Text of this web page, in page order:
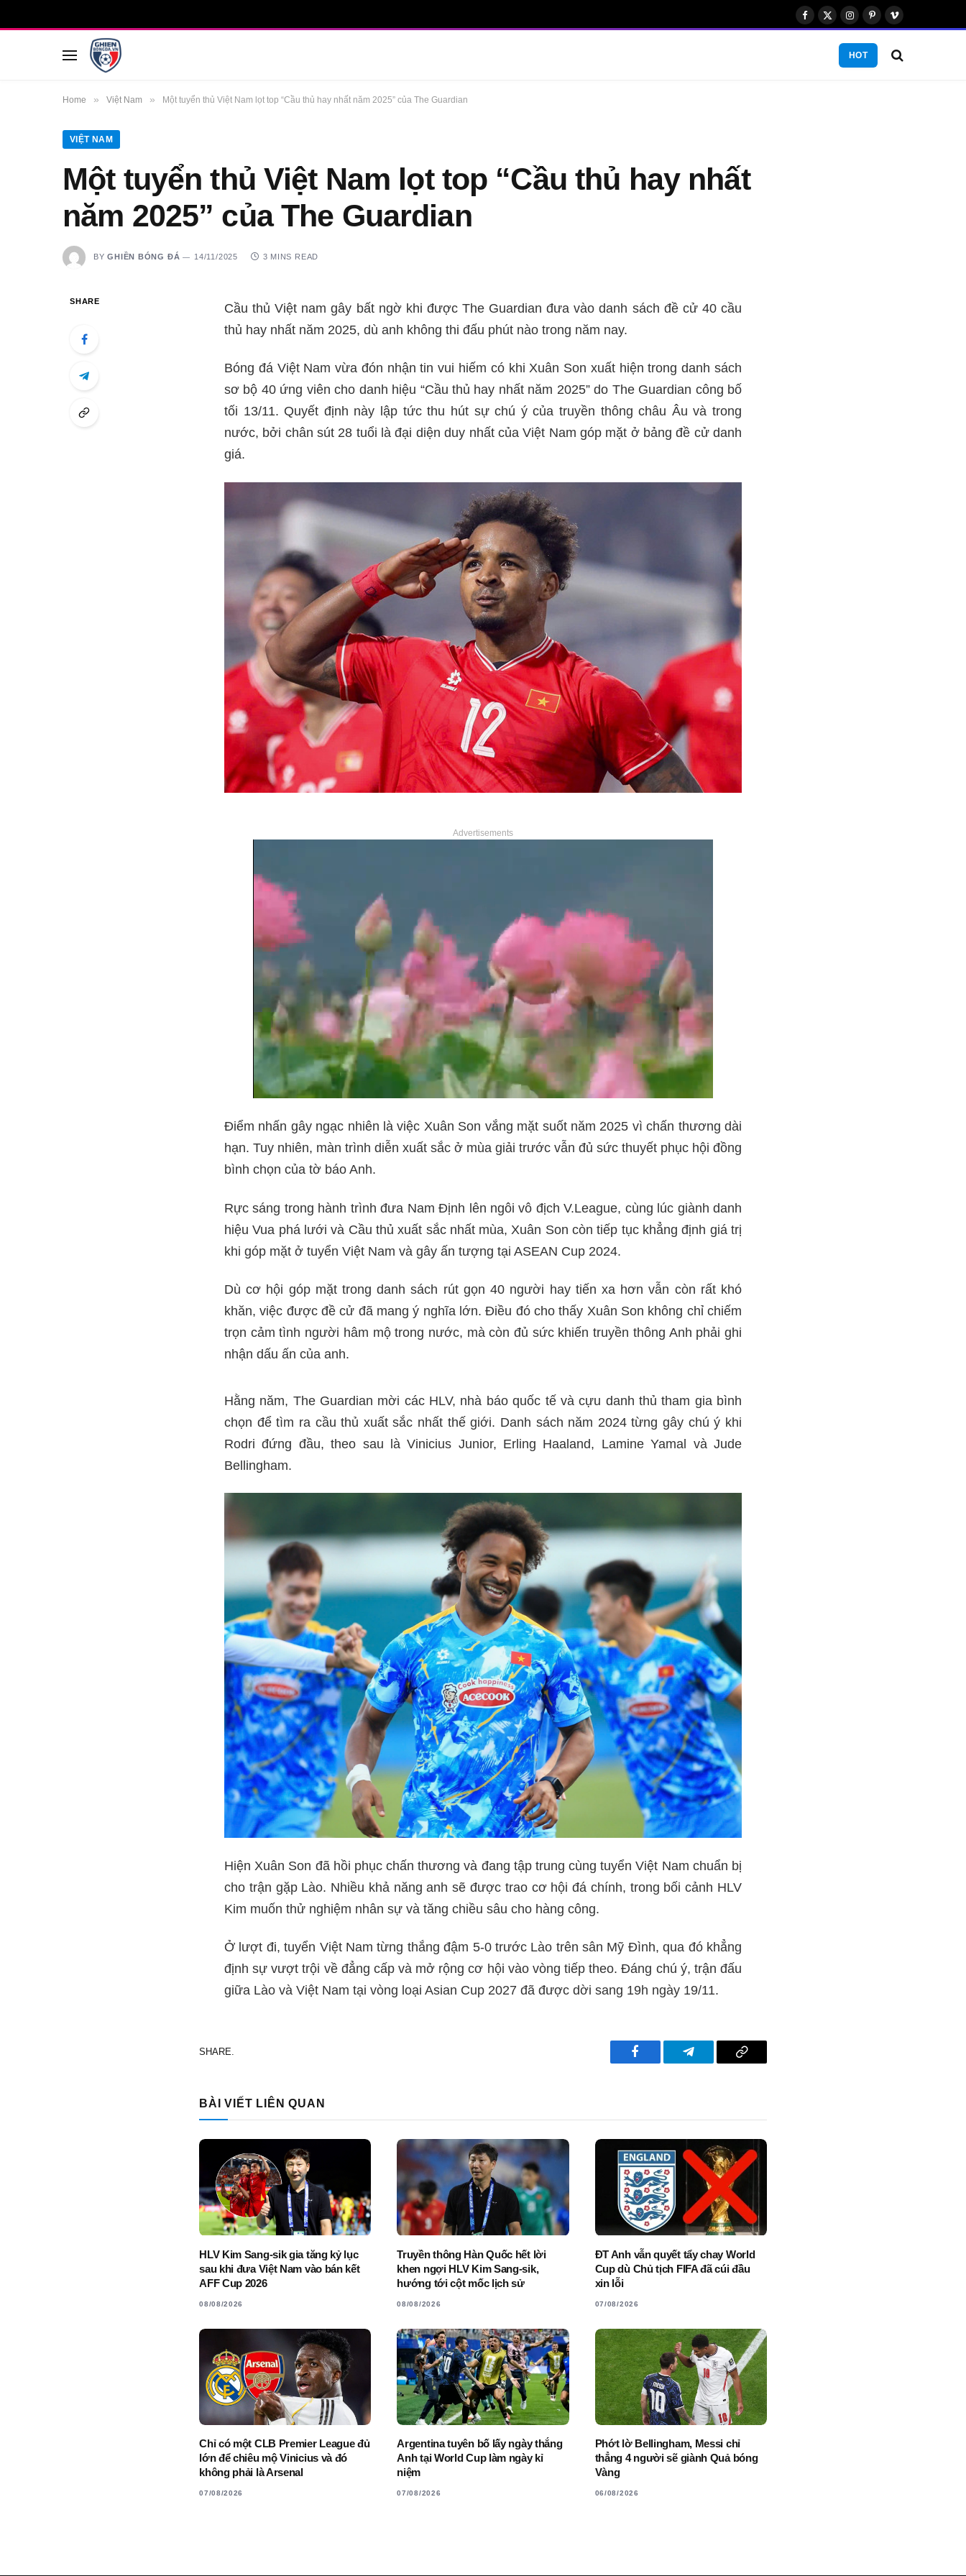
Facebook
X
Instagram
PinterestVimeo
HOT
Home » Việt Nam » Một tuyển thủ Việt Nam lọt top “Cầu thủ hay nhất năm 2025” của The Guardian
VIỆT NAM
Một tuyển thủ Việt Nam lọt top “Cầu thủ hay nhất
năm 2025” của The Guardian
BY GHIỀN BÓNG ĐÁ 14/11/2025 3 MINS READ
SHARE
Cầu thủ Việt nam gây bất ngờ khi được The Guardian đưa vào danh sách đề cử 40 cầu
thủ hay nhất năm 2025, dù anh không thi đấu phút nào trong năm nay.
Bóng đá Việt Nam vừa đón nhận tin vui hiếm có khi Xuân Son xuất hiện trong danh sách
sơ bộ 40 ứng viên cho danh hiệu “Cầu thủ hay nhất năm 2025” do The Guardian công bố
tối 13/11. Quyết định này lập tức thu hút sự chú ý của truyền thông châu Âu và trong
nước, bởi chân sút 28 tuổi là đại diện duy nhất của Việt Nam góp mặt ở bảng đề cử danh
giá.
Advertisements
Điểm nhấn gây ngạc nhiên là việc Xuân Son vắng mặt suốt năm 2025 vì chấn thương dài
hạn. Tuy nhiên, màn trình diễn xuất sắc ở mùa giải trước vẫn đủ sức thuyết phục hội đồng
bình chọn của tờ báo Anh.
Rực sáng trong hành trình đưa Nam Định lên ngôi vô địch V.League, cùng lúc giành danh
hiệu Vua phá lưới và Cầu thủ xuất sắc nhất mùa, Xuân Son còn tiếp tục khẳng định giá trị
khi góp mặt ở tuyển Việt Nam và gây ấn tượng tại ASEAN Cup 2024.
Dù cơ hội góp mặt trong danh sách rút gọn 40 người hay tiến xa hơn vẫn còn rất khó
khăn, việc được đề cử đã mang ý nghĩa lớn. Điều đó cho thấy Xuân Son không chỉ chiếm
trọn cảm tình người hâm mộ trong nước, mà còn đủ sức khiến truyền thông Anh phải ghi
nhận dấu ấn của anh.
Hằng năm, The Guardian mời các HLV, nhà báo quốc tế và cựu danh thủ tham gia bình
chọn để tìm ra cầu thủ xuất sắc nhất thế giới. Danh sách năm 2024 từng gây chú ý khi
Rodri đứng đầu, theo sau là Vinicius Junior, Erling Haaland, Lamine Yamal và Jude
Bellingham.
Hiện Xuân Son đã hồi phục chấn thương và đang tập trung cùng tuyển Việt Nam chuẩn bị
cho trận gặp Lào. Nhiều khả năng anh sẽ được trao cơ hội đá chính, trong bối cảnh HLV
Kim muốn thử nghiệm nhân sự và tăng chiều sâu cho hàng công.
Ở lượt đi, tuyển Việt Nam từng thắng đậm 5-0 trước Lào trên sân Mỹ Đình, qua đó khẳng
định sự vượt trội về đẳng cấp và mở rộng cơ hội vào vòng tiếp theo. Đáng chú ý, trận đấu
giữa Lào và Việt Nam tại vòng loại Asian Cup 2027 đã được dời sang 19h ngày 19/11.
SHARE.
Facebook Telegram Copy
BÀI VIẾT LIÊN QUAN
HLV Kim Sang-sik gia tăng kỷ lục
sau khi đưa Việt Nam vào bán kết
AFF Cup 2026
08/08/2026
Truyền thông Hàn Quốc hết lời
khen ngợi HLV Kim Sang-sik,
hướng tới cột mốc lịch sử
08/08/2026
ĐT Anh vẫn quyết tẩy chay World
Cup dù Chủ tịch FIFA đã cúi đầu
xin lỗi
07/08/2026
Chỉ có một CLB Premier League đủ
lớn để chiêu mộ Vinicius và đó
không phải là Arsenal
07/08/2026
Argentina tuyên bố lấy ngày thắng
Anh tại World Cup làm ngày kỉ
niệm
07/08/2026
Phớt lờ Bellingham, Messi chỉ
thẳng 4 người sẽ giành Quả bóng
Vàng
06/08/2026